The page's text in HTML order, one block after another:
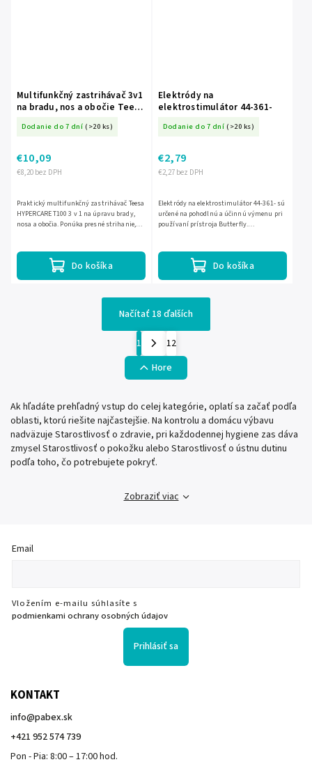
Multifunkčný zastrihávač 3v1
na bradu, nos a obočie Teesa
Dodanie do 7 dní (>20 ks)
€8,20 bez DPH
€10,09
Do košíka
Praktický multifunkčný zastrihávač Teesa
HYPERCARE T100 3 v 1 na úpravu brady,
nosa a obočia. Ponúka presné strihanie,
Elektródy na
elektrostimulátor 44-361-
Dodanie do 7 dní (>20 ks)
€2,27 bez DPH
€2,79
Do košíka
Elektródy na elektrostimulátor 44-361- sú
určené na pohodlnú a účinnú výmenu pri
používaní prístroja Butterfly.
Načítať 18 ďalších
1
12
Hore
Ak hľadáte prehľadný vstup do celej kategórie, oplatí sa začať podľa
oblasti, ktorú riešite najčastejšie. Na kontrolu a domácu výbavu
nadväzuje Starostlivosť o zdravie, pri každodennej hygiene zas dáva
zmysel Starostlivosť o pokožku alebo Starostlivosť o ústnu dutinu
podľa toho, čo potrebujete pokryť.
Zobraziť viac
Email
Vložením e-mailu súhlasíte s
podmienkami ochrany osobných údajov
Prihlásiť sa
KONTAKT
info@pabex.sk
+421 952 574 739
Pon - Pia: 8:00 – 17:00 hod.